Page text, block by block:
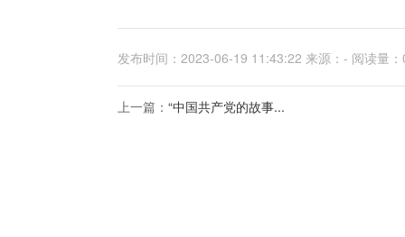
发布时间：2023-06-19 11:43:22 来源：- 阅读量：
上一篇： “中国共产党的故事...